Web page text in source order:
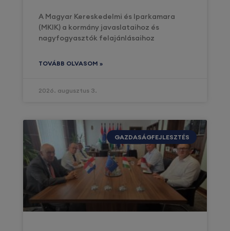
A Magyar Kereskedelmi és Iparkamara
(MKIK) a kormány javaslataihoz és
nagyfogyasztók felajánlásaihoz
TOVÁBB OLVASOM »
2026. augusztus 3.
GAZDASÁGFEJLESZTÉS